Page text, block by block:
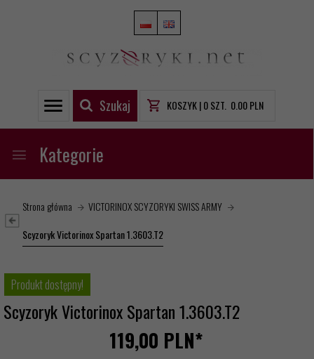
Szukaj KOSZYK |0SZT. 0.00PLN
Kategorie
Strona główna
VICTORINOX SCYZORYKI SWISS ARMY
Scyzoryk Victorinox Spartan 1.3603.T2
Produkt dostępny!
Scyzoryk Victorinox Spartan 1.3603.T2
119,00 PLN*